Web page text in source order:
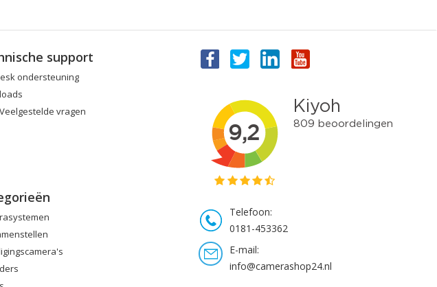
support
ondersteuning
vragen
Telefoon:
0181-453362
E-mail:
info@camerashop24.nl